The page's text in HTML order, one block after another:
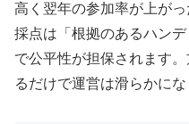
高く翌年の参加率が上がっ
採点は「根拠のあるハン
で公平性が担保されます
るだけで運営は滑らかにな